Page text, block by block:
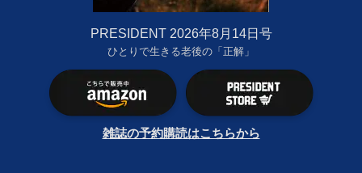
PRESIDENT 2026年8月14日号
ひとりで生きる老後の「正解」
雑誌の予約購読はこちらから